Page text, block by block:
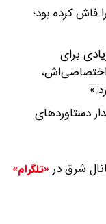
فاش کرده بود؛
برای
دستاوردهای
شرق در «تلگرام»